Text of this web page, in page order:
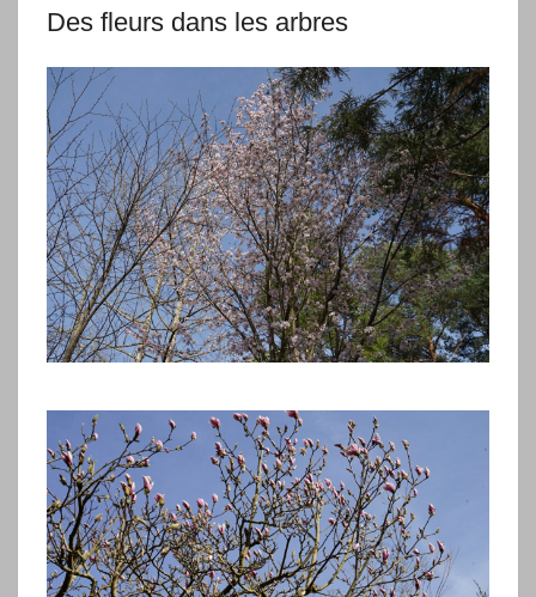
Des fleurs dans les arbres